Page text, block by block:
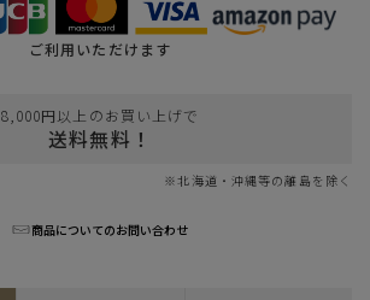
ご利用いただけます
8,000円以上のお買い上げで
送料無料！
※北海道・沖縄等の離島を除く
商品についてのお問い合わせ